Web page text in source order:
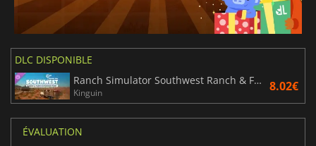
DLC DISPONIBLE
Ranch Simulator Southwest Ranch & Farm Expansion Pack
Kinguin 8.02€
ÉVALUATION